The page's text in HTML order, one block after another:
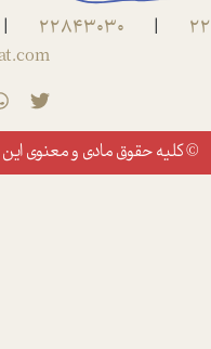
|
22843030
|
© کلیه حقوق مادی و معنوی